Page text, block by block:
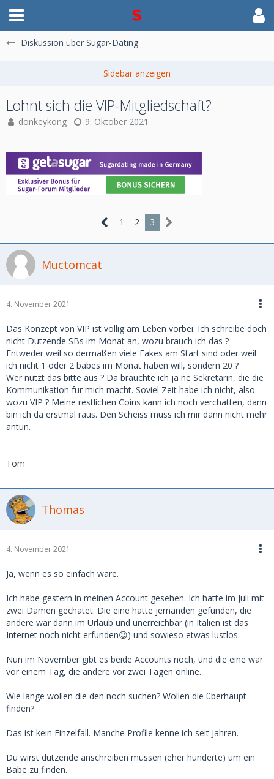
Diskussion über Sugar-Dating
Lohnt sich die VIP-Mitgliedschaft?
donkeykong 9. Oktober 2021
1 2 3
Muctomcat
4. November 2021
Das Konzept von VIP ist völlig am Leben vorbei. Ich schreibe doch
nicht Dutzende SBs im Monat an, wozu brauch ich das ?
Entweder weil so dermaßen viele Fakes am Start sind oder weil
ich nicht 1 oder 2 babes im Monat haben will, sondern 20 ?
Wer nutzt das bitte aus ? Da bräuchte ich ja ne Sekretärin, die die
Kommunikation für mich macht. Soviel Zeit habe ich nicht, also
wozu VIP ? Meine restlichen Coins kann ich noch verchatten, dann
bin ich da erstmal raus. Den Scheiss muss ich mir dann nicht mehr
antun.
Tom
Thomas
4. November 2021
Ja, wenn es so einfach wäre.
Ich habe gestern in meinen Account gesehen. Ich hatte im Juli mit
zwei Damen gechatet. Die eine hatte jemanden gefunden, die
andere war dann im Urlaub und unerreichbar (in Italien ist das
Internet noch nicht erfunden😉) und sowieso etwas lustlos
Nun im November gibt es beide Accounts noch, und die eine war
vor einem Tag, die andere vor zwei Tagen online.
Wie lange wollen die den noch suchen? Wollen die überhaupt
finden?
Das ist kein Einzelfall. Manche Profile kenne ich seit Jahren.
Du wirst dutzende anschreiben müssen (eher hunderte) um ein
Babe zu finden.